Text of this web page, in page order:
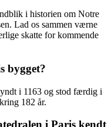
i historien om Notre
Lad os sammen værne
skatte for kommende
bygget?
i 1163 og stod færdig i
182 år.